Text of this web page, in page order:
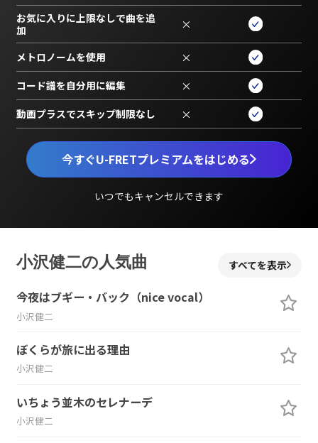
今すぐU-FRETプレミアムをはじめる
いつでもキャンセルできます
お気に入りに上限なしで曲を追
加
×
メトロノームを使用 ×
コード譜を自分用に編集 ×
動画プラスでスキップ制限なし ×
小沢健二の人気曲 すべてを表示
今夜はブギー・バック（nice vocal）
小沢健二
ぼくらが旅に出る理由
小沢健二
いちょう並木のセレナーデ
小沢健二